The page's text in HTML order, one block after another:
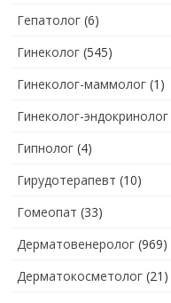
Гепатолог (6)
Гинеколог (545)
Гинеколог-маммолог (1)
Гинеколог-эндокринолог
Гипнолог (4)
Гирудотерапевт (10)
Гомеопат (33)
Дерматовенеролог (969)
Дерматокосметолог (21)